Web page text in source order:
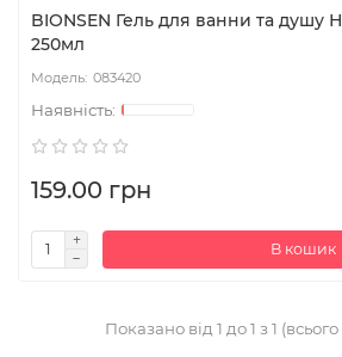
BIONSEN Гель для ванни та душу
250мл
083420
159.00 грн
В кошик
Показано від 1 до 1 з 1 (всього